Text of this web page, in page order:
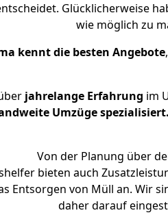
Glücklicherweise
wie möglich zu
kennt die besten Angebote
jahrelange Erfahrung im
Umzüge spezialisiert.
Von der Planung über
bieten auch
Entsorgen von Müll an. Wir
daher darauf